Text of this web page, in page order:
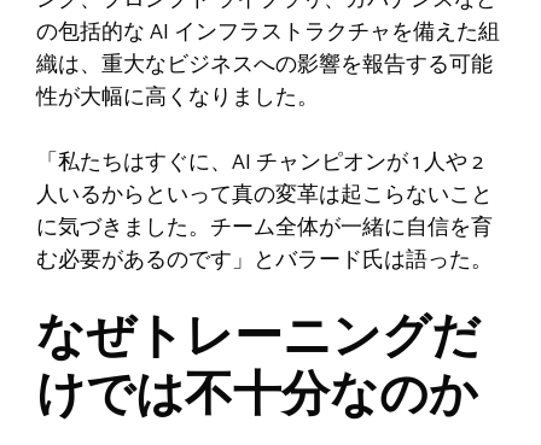
の包括的な AI インフラストラクチャを備えた組
織は、重大なビジネスへの影響を報告する可能
性が大幅に高くなりました。
「私たちはすぐに、AI チャンピオンが 1 人や 2
人いるからといって真の変革は起こらないこと
に気づきました。チーム全体が一緒に自信を育
む必要があるのです」とバラード氏は語った。
なぜトレーニングだ
けでは不十分なのか